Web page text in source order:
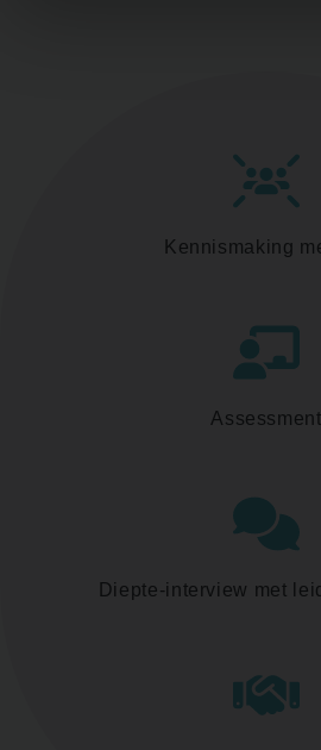
Kennismaking
Assessment
Diepte-interview met